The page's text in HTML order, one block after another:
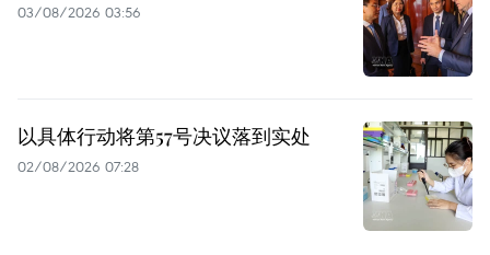
03/08/2026 03:56
以具体行动将第57号决议落到实处
02/08/2026 07:28